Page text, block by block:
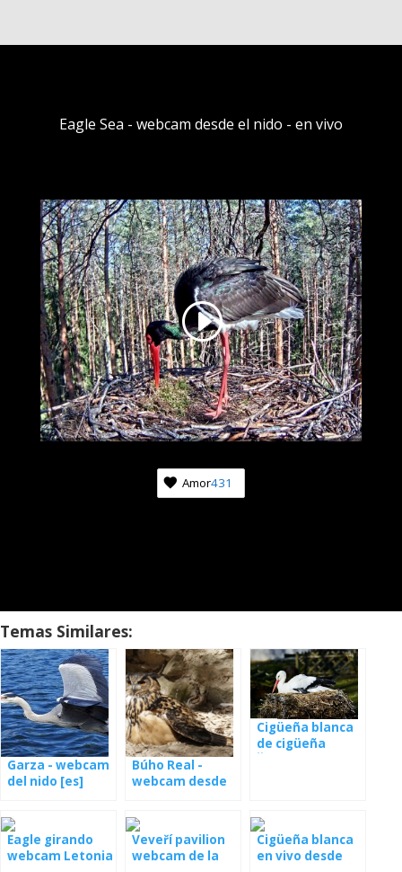
Eagle Sea - webcam desde el nido - en vivo
Amor431
Temas Similares:
Garza - webcam
del nido [es]
webcam nido de
[: es] Graureiher
- Cámara Nido
aus [: fr] Heron
Búho Real -
webcam desde
Alemania
Cigüeña blanca
de cigüeña
Eagle girando
webcam Letonia
Veveří pavilion
webcam de la
Cigüeña blanca
en vivo desde